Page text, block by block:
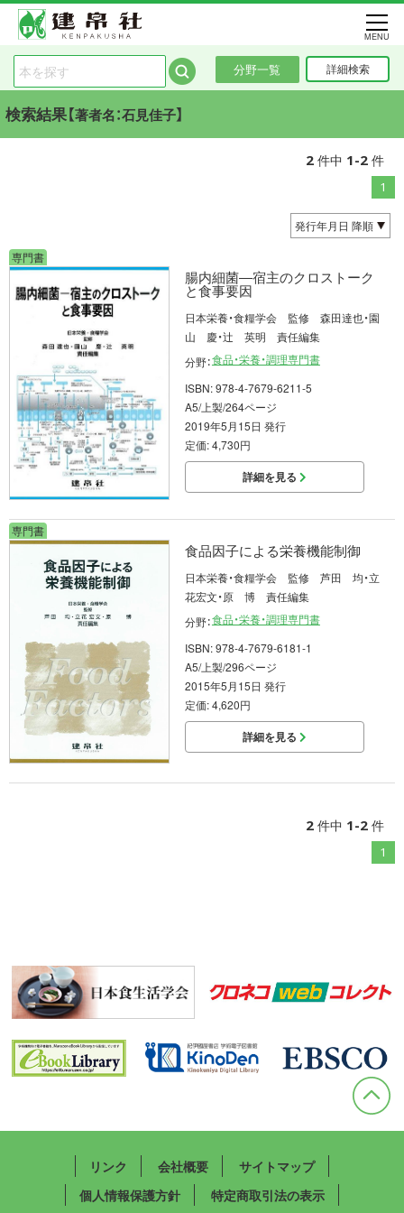
分野一覧 詳細検索
MENU
検索結果【著者名：石見佳子】
2件中 1-2件
1
専門書
腸内細菌―宿主のクロストーク
と食事要因
日本栄養・食糧学会 監修 森田達也・園
山 慶・辻 英明 責任編集
分野：食品・栄養・調理専門書
ISBN: 978-4-7679-6211-5
A5/上製/264ページ
2019年5月15日 発行
定価: 4,730円
詳細を見る
専門書
食品因子による栄養機能制御
日本栄養・食糧学会 監修 芦田 均・立
花宏文・原 博 責任編集
分野：食品・栄養・調理専門書
ISBN: 978-4-7679-6181-1
A5/上製/296ページ
2015年5月15日 発行
定価: 4,620円
詳細を見る
2件中 1-2件
1
リンク 会社概要
サイトマップ
個人情報保護方針
特定商取引法の表示